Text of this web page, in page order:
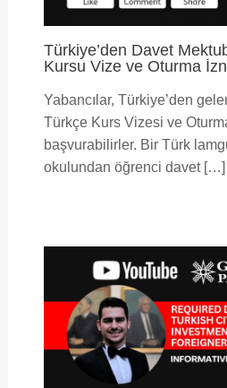
Türkiye’den Davet
Kursu Vize ve Oturma
Yabancılar, Türkiye’den
Türkçe Kurs Vizesi ve
başvurabilirler. Bir Türk
okulundan öğrenci davet […]